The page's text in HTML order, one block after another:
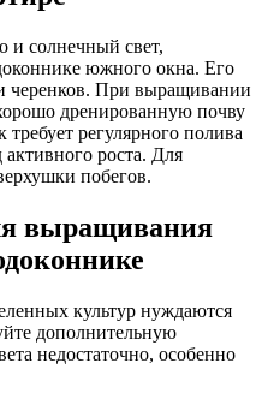
и солнечный свет,
южного окна. Его
черенков. При выращивании
дренированную почву
регулярного полива
роста. Для
побегов.
выращивания
культур нуждаются
дополнительную
недостаточно, особенно